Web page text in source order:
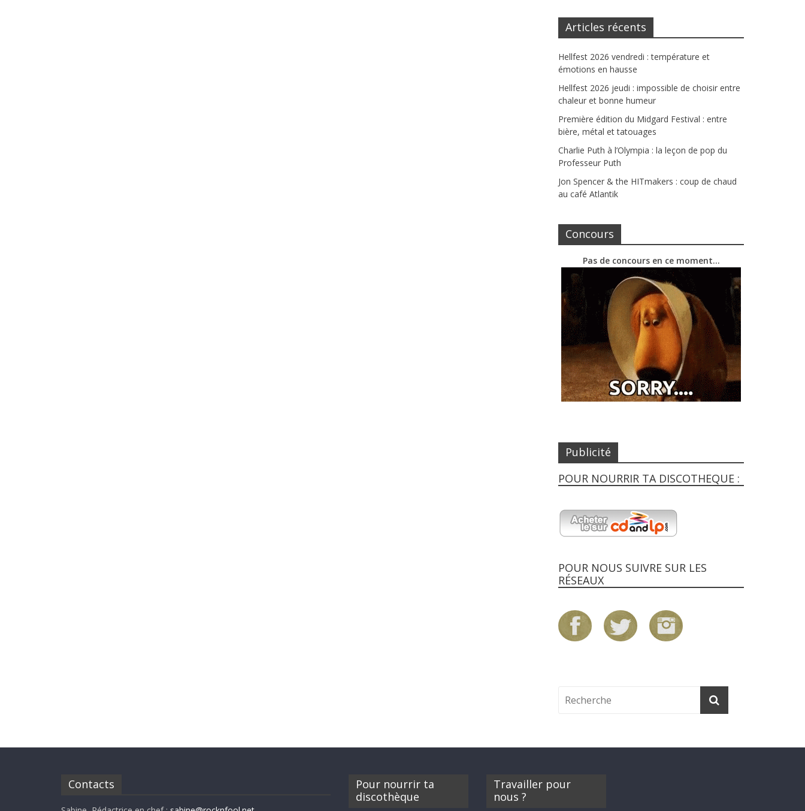
Articles récents
Hellfest 2026 vendredi : température et
émotions en hausse
Hellfest 2026 jeudi : impossible de choisir entre
chaleur et bonne humeur
Première édition du Midgard Festival : entre
bière, métal et tatouages
Charlie Puth à l’Olympia : la leçon de pop du
Professeur Puth
Jon Spencer & the HITmakers : coup de chaud
au café Atlantik
Concours
Pas de concours en ce moment…
Publicité
POUR NOURRIR TA DISCOTHEQUE :
POUR NOUS SUIVRE SUR LES
RÉSEAUX
Contacts
Pour nourrir ta
discothèque
Travailler pour
nous ?